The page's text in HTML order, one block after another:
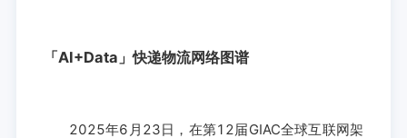
「AI+Data」快递物流网络图谱
2025年6月23日，在第12届GIAC全球互联网架